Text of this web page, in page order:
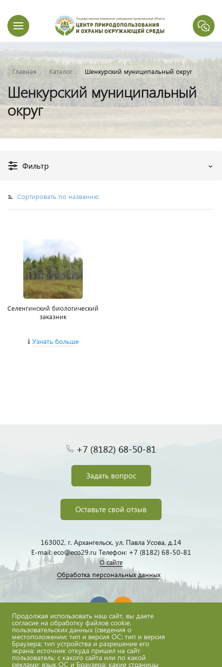
Главная Каталог Шенкурский муниципальный округ
Шенкурский муниципальный
округ
Фильтр
Сортировать по названию
Селенгинский биологический
заказник
Узнать больше
+7 (8182) 68-50-81
Задать вопрос
Оставьте свой отзыв
163002, г. Архангельск, ул. Павла Усова, д.14
E-mail: eco@eco29.ru Телефон: +7 (8182) 68-50-81
О сайте
Обработка персональных данных
eco@eco29.ru
Продолжая использовать наш сайт, вы даете
согласие на обработку файлов cookie,
пользовательских данных (сведения о
местоположении; тип и версия ОС; тип и версия
Браузера; тип устройства и разрешение его
экрана; источник откуда пришел на сайт
пользователь; с какого сайта или по какой
рекламе; язык ОС и Браузера; какие страницы